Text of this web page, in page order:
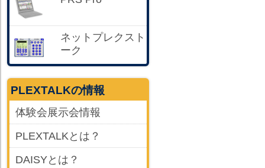
ネットプレクスト
ーク
PLEXTALKの情報
体験会展示会情報
PLEXTALKとは？
DAISYとは？